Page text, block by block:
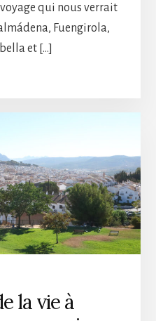
qui nous verrait
Fuengirola,
et […]
la vie à